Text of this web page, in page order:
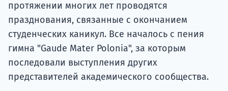
протяжении многих лет проводятся
празднования, связанные с окончанием
студенческих каникул. Все началось с пения
гимна "Gaude Mater Polonia", за которым
последовали выступления других
представителей академического сообщества.